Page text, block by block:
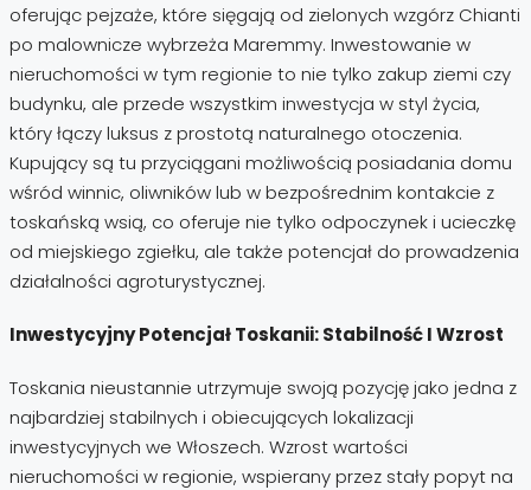
oferując pejzaże, które sięgają od zielonych wzgórz Chianti
po malownicze wybrzeża Maremmy. Inwestowanie w
nieruchomości w tym regionie to nie tylko zakup ziemi czy
budynku, ale przede wszystkim inwestycja w styl życia,
który łączy luksus z prostotą naturalnego otoczenia.
Kupujący są tu przyciągani możliwością posiadania domu
wśród winnic, oliwników lub w bezpośrednim kontakcie z
toskańską wsią, co oferuje nie tylko odpoczynek i ucieczkę
od miejskiego zgiełku, ale także potencjał do prowadzenia
działalności agroturystycznej.
Inwestycyjny Potencjał Toskanii: Stabilność I Wzrost
Toskania nieustannie utrzymuje swoją pozycję jako jedna z
najbardziej stabilnych i obiecujących lokalizacji
inwestycyjnych we Włoszech. Wzrost wartości
nieruchomości w regionie, wspierany przez stały popyt na